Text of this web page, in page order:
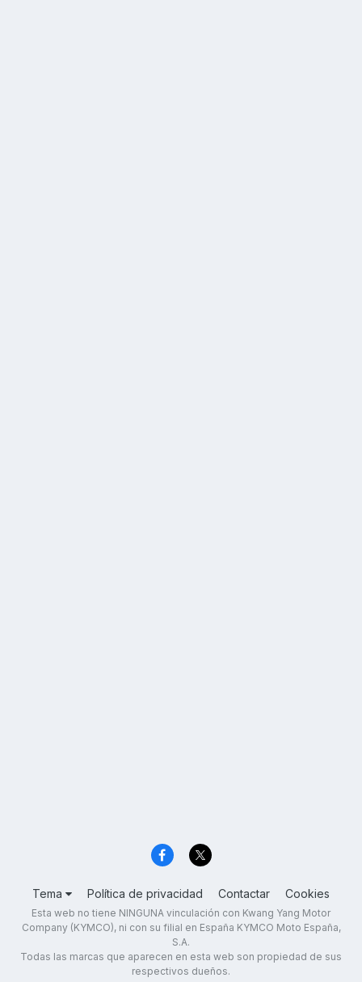
Tema Política de privacidad Contactar Cookies
Esta web no tiene NINGUNA vinculación con Kwang Yang Motor
Company (KYMCO), ni con su filial en España KYMCO Moto España,
S.A.
Todas las marcas que aparecen en esta web son propiedad de sus
respectivos dueños.